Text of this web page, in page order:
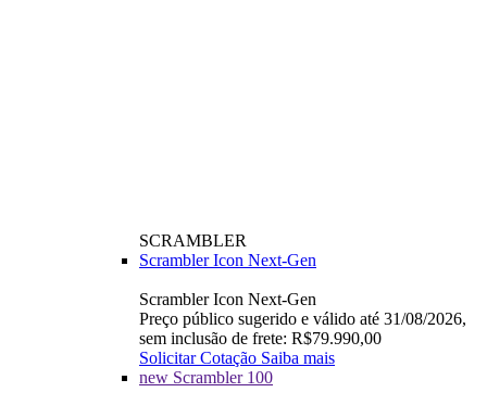
SCRAMBLER
Scrambler Icon Next-Gen
Scrambler Icon Next-Gen
Preço público sugerido e válido até 31/08/2026,
sem inclusão de frete: R$79.990,00
Solicitar Cotação Saiba mais
new Scrambler 100